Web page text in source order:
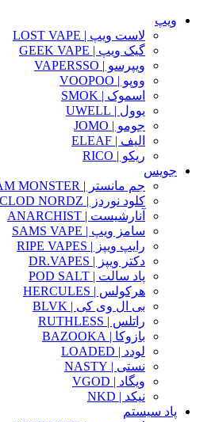
ویپ
لاست ویپ | LOST VAPE
گیک ویپ | GEEK VAPE
ویپرسو | VAPERSSO
ووپو | VOOPOO
اسموک | SMOK
یوول | UWELL
جومو | JOMO
الیف | ELEAF
ریکو | RICO
جویس
جم مانستر | JAM MONSTER
کلود نوردز | CLOD NORDZ
آنارشیست | ANARCHIST
سامز ویپ | SAMS VAPE
رایپ ویپز | RIPE VAPES
دکتر ویپز | DR.VAPES
پاد سالت | POD SALT
هرکولس | HERCULES
بی ال وی کی | BLVK
راتلس | RUTHLESS
بازوکا | BAZOOKA
لودد | LOADED
نستی | NASTY
ویگاد | VGOD
نیکد | NKD
پاد سیستم